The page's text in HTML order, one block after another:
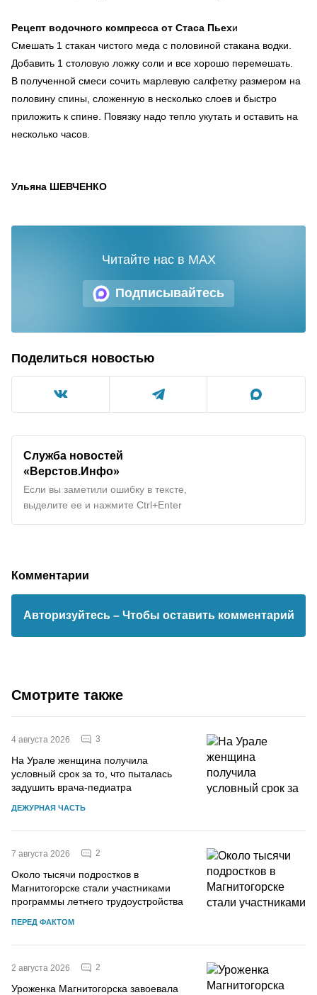
Рецепт водочного компресса от Стаса Пьехи
Смешать 1 стакан чистого меда с половиной стакана водки.
Добавить 1 столовую ложку соли и все хорошо перемешать.
В полученной смеси сочить марлевую салфетку размером на
половину спины, сложенную в несколько слоев и быстро
приложить к спине. Повязку надо тепло укутать и оставить на
несколько часов.
Ульяна ШЕВЧЕНКО
Подписывайтесь
Читайте нас в MAX
Поделиться новостью
Служба новостей
«Верстов.Инфо»
Если вы заметили ошибку в тексте,
выделите ее и нажмите Ctrl+Enter
Комментарии
Авторизуйтесь – Чтобы оставить комментарий
Смотрите также
4 августа 2026 3
На Урале женщина получила
условный срок за то, что пыталась
задушить врача-педиатра
ДЕЖУРНАЯ ЧАСТЬ
7 августа 2026 2
Около тысячи подростков в
Магнитогорске стали участниками
программы летнего трудоустройства
ПЕРЕД ФАКТОМ
2 августа 2026 2
Уроженка Магнитогорска завоевала